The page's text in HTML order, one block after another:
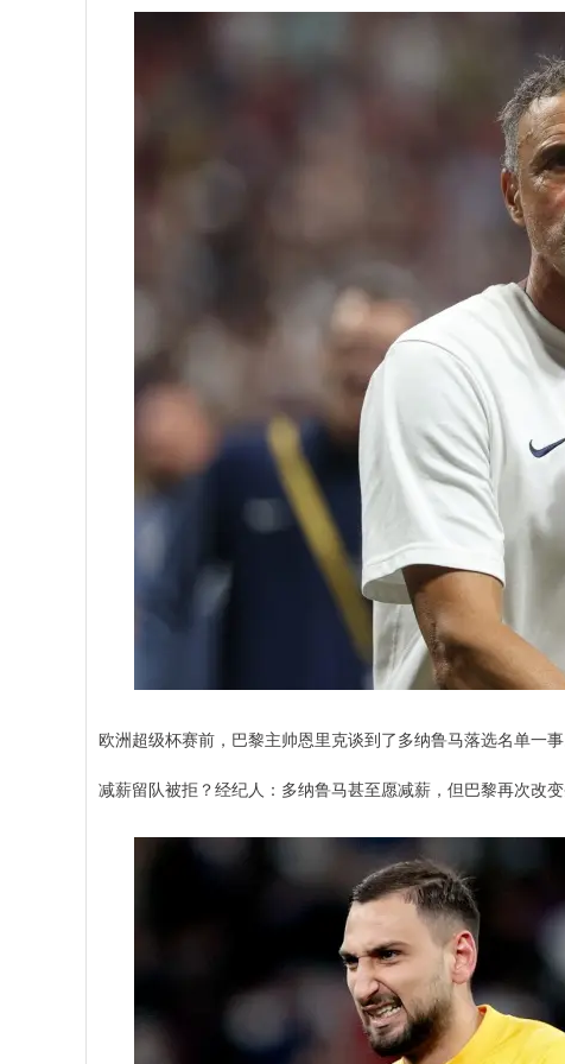
欧洲超级杯赛前，巴黎主帅恩里克谈到了多纳鲁马落选名单一事
减薪留队被拒？经纪人：多纳鲁马甚至愿减薪，但巴黎再次改